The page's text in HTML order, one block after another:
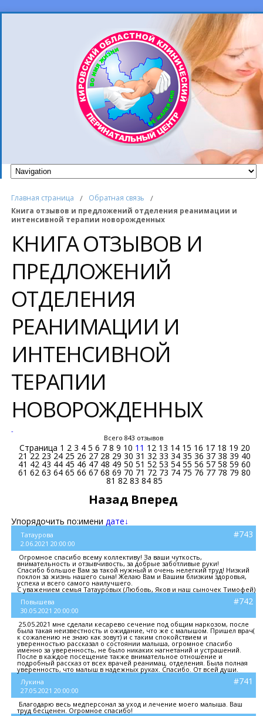
Главная страница / Обратная связь /
Книга отзывов и предложений отделения реанимации и
интенсивной терапии новорожденных
КНИГА ОТЗЫВОВ И
ПРЕДЛОЖЕНИЙ
ОТДЕЛЕНИЯ
РЕАНИМАЦИИ И
ИНТЕНСИВНОЙ
ТЕРАПИИ
НОВОРОЖДЕННЫХ
-
Всего 843 отзывов
Страница 1 2 3 4 5 6 7 8 9 10 11 12 13 14 15 16 17 18 19 20
21 22 23 24 25 26 27 28 29 30 31 32 33 34 35 36 37 38 39 40
41 42 43 44 45 46 47 48 49 50 51 52 53 54 55 56 57 58 59 60
61 62 63 64 65 66 67 68 69 70 71 72 73 74 75 76 77 78 79 80
81 82 83 84 85
Назад Вперед
Упорядочить по:имени дате↓
Татаурова
2.06.2021 20:00:00
#743
Огромное спасибо всему коллективу! За ваши чуткость,
внимательность и отзывчивость, за добрые заботливые руки!
Спасибо большое Вам за такой нужный и очень нелегкий труд! Низкий
поклон за жизнь нашего сына! Желаю Вам и Вашим близким здоровья,
успеха и всего самого наилучшего.
С уважением семья Татауровых (Любовь, Яков и наш сыночек Тимофей)
Повышева
30.05.2021 20:00:00
#742
25.05.2021 мне сделали кесарево сечение под общим наркозом, после
была такая неизвестность и ожидание, что же с малышом. Пришел врач(
к сожалению не знаю как зовут) и с таким спокойствием и
уверенностью рассказал о состоянии малыша, огромное спасибо
именно за уверенность, не было никаких нагнетаний и устрашений.
После в каждое посещение также внимательное отношение и
подробный рассказ от всех врачей реанимац. отделения. Была полная
уверенность, что малыш в надежных руках. Спасибо. От всей души.
Лукина
27.05.2021 20:00:00
#741
Благодарю весь медперсонал за уход и лечение моего малыша. Ваш
труд бесценен. Огромное спасибо!